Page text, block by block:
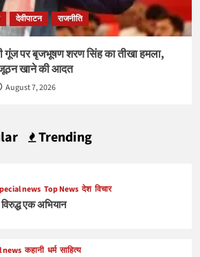
देवीपाटन राजनीति
गूंज पर बृजभूषण शरण सिंह का तीखा हमला,
खाने की आदत
August 7, 2026
Trending
news Top News देश विचार
एक अभियान
news कहानी धर्म साहित्य